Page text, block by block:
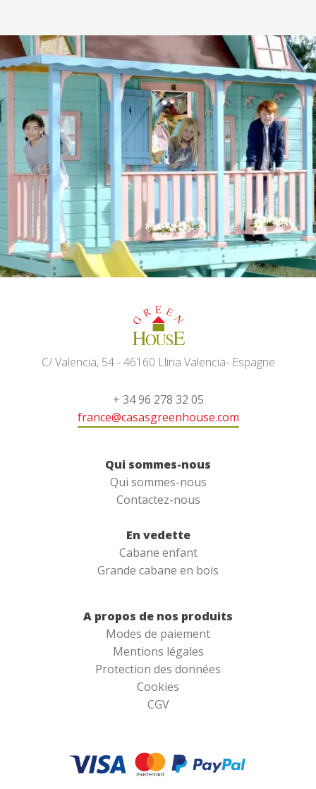
C/ Valencia, 54 - 46160 Lliria Valencia- Espagne
+ 34 96 278 32 05
france@casasgreenhouse.com
Qui sommes-nous
Qui sommes-nous
Contactez-nous
En vedette
Cabane enfant
Grande cabane en bois
A propos de nos produits
Modes de paiement
Mentions légales
Protection des données
Cookies
CGV